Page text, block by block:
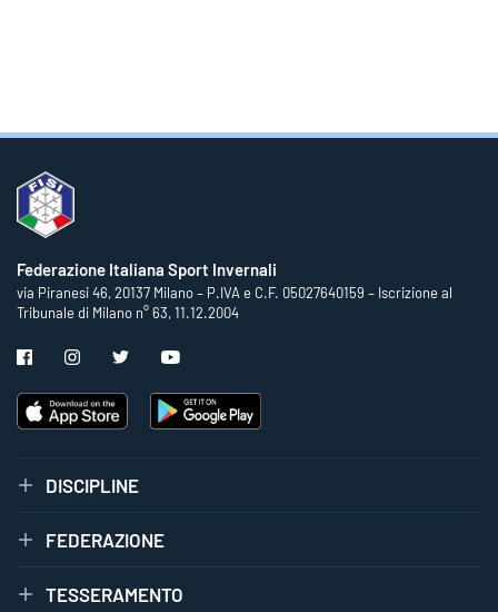
Federazione Italiana Sport Invernali
via Piranesi 46, 20137 Milano – P.IVA e C.F. 05027640159 – Iscrizione al
Tribunale di Milano n° 63, 11.12.2004
DISCIPLINE
FEDERAZIONE
TESSERAMENTO